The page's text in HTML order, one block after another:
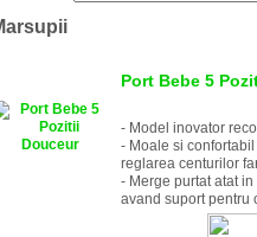
Port Bebe 5
- Model inovator
- Moale si
reglarea centurilor
- Merge purtat atat
avand suport pentru